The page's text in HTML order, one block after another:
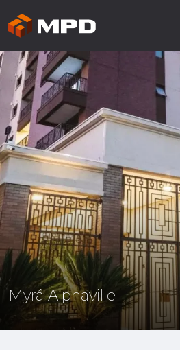
Myrá Alphaville